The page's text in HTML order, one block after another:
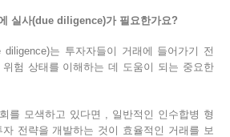
실사(due diligence)가 필요한가요?
diligence)는 투자자들이 거래에 들어가기 전
험 상태를 이해하는 데 도움이 되는 중요한
를 모색하고 있다면 , 일반적인 인수합병 형
전략을 개발하는 것이 효율적인 거래를 보